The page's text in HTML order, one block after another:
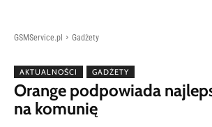
GSMService.pl Gadżety
AKTUALNOŚCI GADŻETY
Orange podpowiada
na komunię